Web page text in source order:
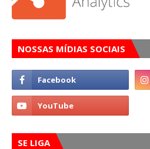
NOSSAS MÍDIAS SOCIAIS
SE LIGA